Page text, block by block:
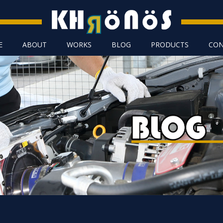
ABOUT WORKS BLOG PRODUCTS